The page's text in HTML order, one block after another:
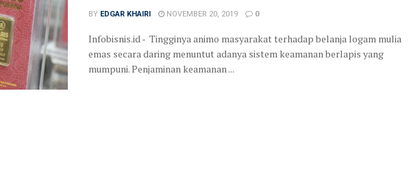
BY EDGAR KHAIRI NOVEMBER 20, 2019 0
Infobisnis.id - Tingginya animo masyarakat terhadap belanja logam mulia
emas secara daring menuntut adanya sistem keamanan berlapis yang
mumpuni. Penjaminan keamanan ...